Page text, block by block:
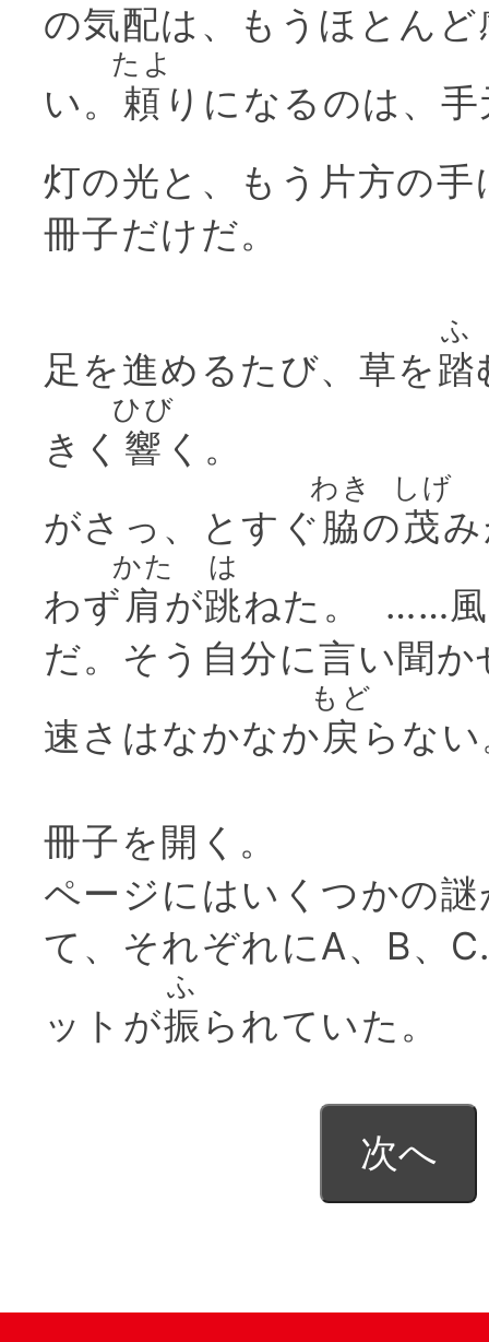
の気配は、もうほとん
い。 頼
たよ
りになるのは、
灯の光と、もう片方の手
冊子だけだ。
足を進めるたび、草を踏
ふ
きく 響
ひび
く。
がさっ、とすぐ 脇
わき
の茂
しげ
わず 肩
かた
が跳
は
ねた。 ……
だ。そう自分に言い聞
速さはなかなか戻
もど
らな
冊子を開く。
ページにはいくつかの
て、それぞれにA、B、
ットが振
ふ
られていた。